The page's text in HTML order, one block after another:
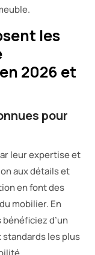
les
2026 et
pour
leur expertise et
aux détails et
en font des
mobilier. En
d’un
standards les plus